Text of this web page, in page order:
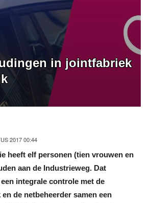
in jointfabriek
2017 00:44
heeft elf personen (tien vrouwen en
aan de Industrieweg. Dat
integrale controle met de
de netbeheerder samen een